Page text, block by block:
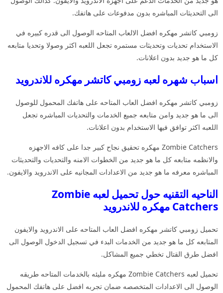
الى التحديثات المباشره بدون مدفوعات على هاتفك.
زومبي كاتشر مهكره افضل الالعاب المتاحه الوصول الى قدره كبيره في
الاستخدام تحديات وتحديثات مستمره تجعل اللعبه اكثر وصولا وتحديا متابعه
كل ما هو جديد بدون اعلانات.
اسباب شهره لعبه زومبي كاتشر مهكره للاندرويد
زومبي كاتشر مهكره افضل العاب المتاحه على هاتفك المحمول للوصول
الى ما هو جديد وامن متابعه جميع الخدمات والتحديات المباشره تجعل
اللعبه اكثر توافق فيها الاستخدام بدون اعلانات.
Zombie Catchers مهكره تحقيق نجاح كبير جدا على كافه الاجهزه
والانظمه متابعه كل ما هو جديد من الخطوات الامنه والتحديات والتحديثات
المباشره معرفه ما هو جديد من الاعدادات المجانيه على الاندرويد والايفون.
الناحيه التقنيه حول تحميل لعبه Zombie
Catchers مهكره للاندرويد
تحميل زومبي كاتشر مهكره افضل العاب المتاحه على الاندرويد والايفون
المتابعه كل ما هو جديد من الخدمات البدء في تسجيل الدخول الوصول الى
افضل طرق القتال تخطي جميع المشاكل.
تحميل لعبه Zombie Catchers مهكره مليئه بالخدمات المتاحه طريقه
الوصول الى الاعدادات المتخصصه ضمان تجربه افضل على هاتفك المحمول